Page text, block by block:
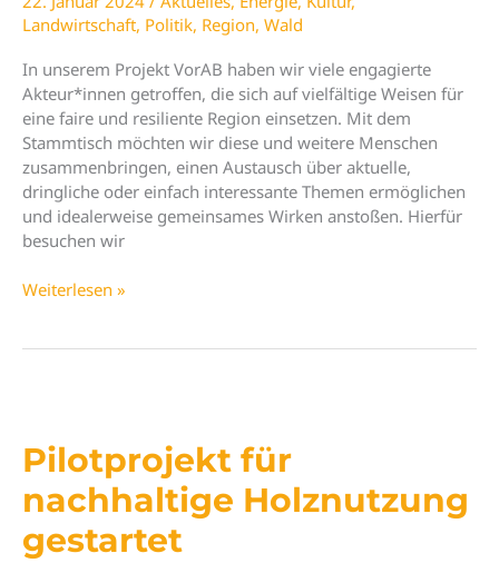
anders
zu
Landwirtschaft, Politik, Region, Wald
In unserem Projekt VorAB haben wir viele engagierte
Akteur*innen getroffen, die sich auf vielfältige Weisen für
eine faire und resiliente Region einsetzen. Mit dem
Stammtisch möchten wir diese und weitere Menschen
zusammenbringen, einen Austausch über aktuelle,
dringliche oder einfach interessante Themen ermöglichen
und idealerweise gemeinsames Wirken anstoßen. Hierfür
besuchen wir
VorAB
Weiterlesen »
Pilotprojekt für
nachhaltige Holznutzung
gestartet